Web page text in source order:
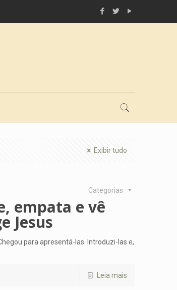
Exibir tudo
Categorias
empata e vê
Jesus
para apresentá-las. Introduzi-las e,
Leia mais